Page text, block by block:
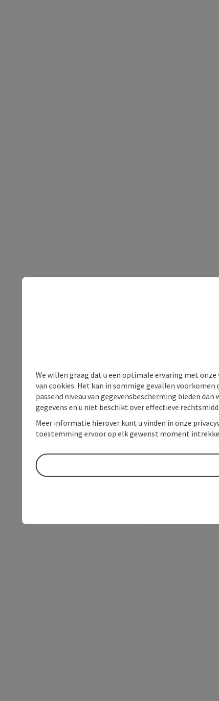
We willen graag dat u een optimale ervaring met
van cookies. Het kan in sommige gevallen voorkomen
passend niveau van gegevensbescherming bieden
gegevens en u niet beschikt over effectieve
Meer informatie hierover kunt u vinden in onze
toestemming ervoor op elk gewenst moment